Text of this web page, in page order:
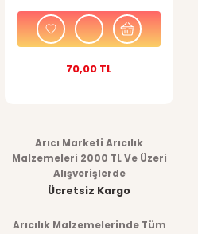
70,00 TL
Arıcı Marketi Arıcılık
Malzemeleri 2000 TL Ve Üzeri
Alışverişlerde
Ücretsiz Kargo
Arıcılık Malzemelerinde Tüm